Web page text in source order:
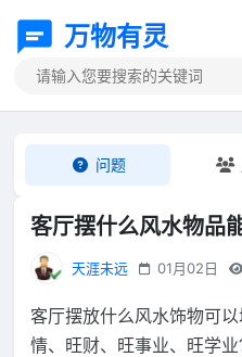
万物有灵
问题
客厅摆什么风水物品
天涯未远 01月02日
客厅摆放什么风水饰物可
情、旺财、旺事业、旺学业